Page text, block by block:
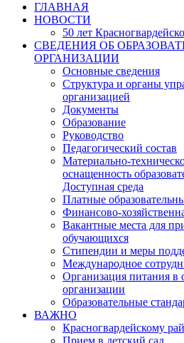
ГЛАВНАЯ
НОВОСТИ
50 лет
СВЕДЕНИЯ ОБ
ОРГАНИЗАЦИИ
Основные сведения
Структура и органы
организацией
Документы
Образование
Руководство
Педагогический состав
Материально-
оснащенность
Доступная среда
Платные
Финансово-
Вакантные места для
обучающихся
Стипендии и меры
Международное
Организация питания в
организации
Образовательные
ВАЖНО
Красногвардейскому
Прием в детский сад